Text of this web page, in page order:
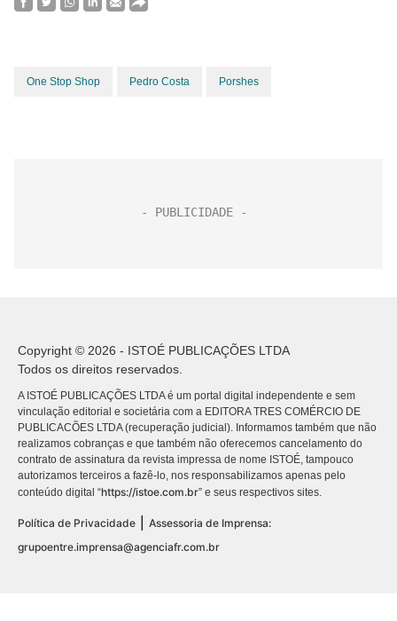
One Stop Shop Pedro Costa Porshes
Copyright © 2026 - ISTOÉ PUBLICAÇÕES LTDA
Todos os direitos reservados.
A ISTOÉ PUBLICAÇÕES LTDA é um portal digital independente e sem
vinculação editorial e societária com a EDITORA TRES COMÉRCIO DE
PUBLICACÕES LTDA (recuperação judicial). Informamos também que não
realizamos cobranças e que também não oferecemos cancelamento do
contrato de assinatura da revista impressa de nome ISTOÉ, tampouco
autorizamos terceiros a fazê-lo, nos responsabilizamos apenas pelo
conteúdo digital “https://istoe.com.br” e seus respectivos sites.
Política de Privacidade
Assessoria de Imprensa:
grupoentre.imprensa@agenciafr.com.br